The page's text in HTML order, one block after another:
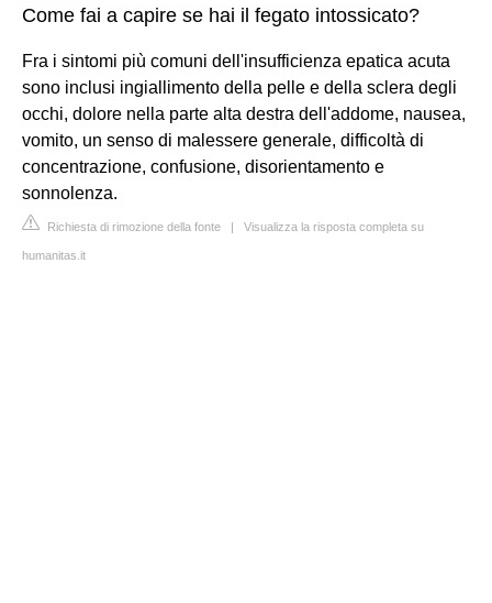
Come fai a capire se hai il fegato intossicato?
Fra i sintomi più comuni dell'insufficienza epatica acuta
sono inclusi ingiallimento della pelle e della sclera degli
occhi, dolore nella parte alta destra dell'addome, nausea,
vomito, un senso di malessere generale, difficoltà di
concentrazione, confusione, disorientamento e
sonnolenza.
Richiesta di rimozione della fonte | Visualizza la risposta completa su
humanitas.it